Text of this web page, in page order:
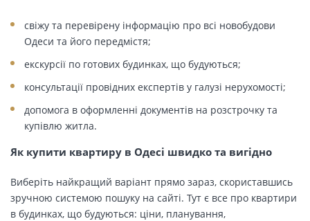
свіжу та перевірену інформацію про всі новобудови
Одеси та його передмістя;
екскурсії по готових будинках, що будуються;
консультації провідних експертів у галузі нерухомості;
допомога в оформленні документів на розстрочку та
купівлю житла.
Як купити квартиру в Одесі швидко та вигідно
Виберіть найкращий варіант прямо зараз, скориставшись
зручною системою пошуку на сайті. Тут є все про квартири
в будинках, що будуються: ціни, планування,